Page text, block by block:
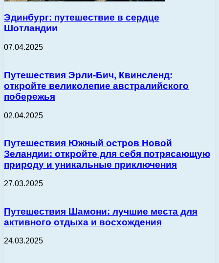
Эдинбург: путешествие в сердце
Шотландии
07.04.2025
Путешествия Эрли-Бич, Квинсленд:
откройте великолепие австралийского
побережья
02.04.2025
Путешествия Южный остров Новой
Зеландии: откройте для себя потрясающую
природу и уникальные приключения
27.03.2025
Путешествия Шамони: лучшие места для
активного отдыха и восхождения
24.03.2025